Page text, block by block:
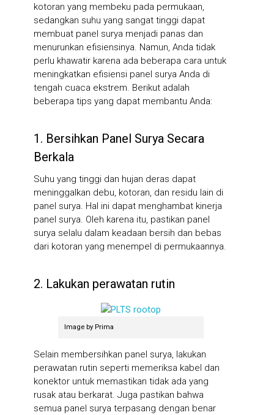
kotoran yang membeku pada permukaan,
sedangkan suhu yang sangat tinggi dapat
membuat panel surya menjadi panas dan
menurunkan efisiensinya. Namun, Anda tidak
perlu khawatir karena ada beberapa cara untuk
meningkatkan efisiensi panel surya Anda di
tengah cuaca ekstrem. Berikut adalah
beberapa tips yang dapat membantu Anda:
1. Bersihkan Panel Surya Secara
Berkala
Suhu yang tinggi dan hujan deras dapat
meninggalkan debu, kotoran, dan residu lain di
panel surya. Hal ini dapat menghambat kinerja
panel surya. Oleh karena itu, pastikan panel
surya selalu dalam keadaan bersih dan bebas
dari kotoran yang menempel di permukaannya.
2. Lakukan perawatan rutin
Image by Prima
Selain membersihkan panel surya, lakukan
perawatan rutin seperti memeriksa kabel dan
konektor untuk memastikan tidak ada yang
rusak atau berkarat. Juga pastikan bahwa
semua panel surya terpasang dengan benar